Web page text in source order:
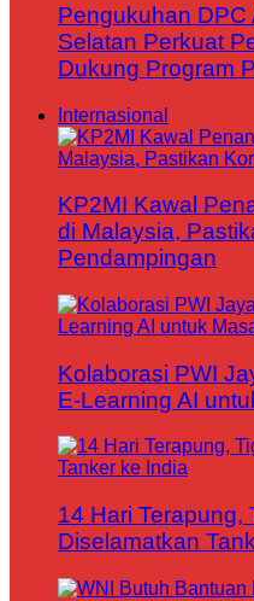
Pengukuhan DPC
Selatan Perkuat
Dukung Program
Internasional
KP2MI Kawal
di Malaysia,
Pendampingan
Kolaborasi PWI
E-Learning AI
14 Hari Terapung,
Diselamatkan